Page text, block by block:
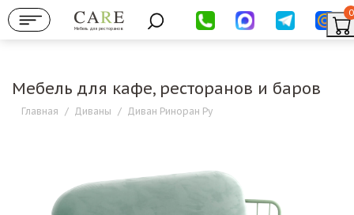
Мебель для ресторанов
0
Мебель для кафе, ресторанов и баров
Главная / Диваны / Диван Риноран Ру